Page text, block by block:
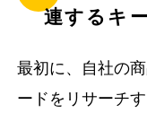
連するキ
最初に、自社の
ードをリサーチ